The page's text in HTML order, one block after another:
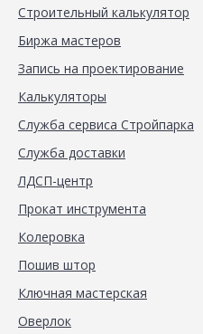
Строительный калькулятор
Биржа мастеров
Запись на проектирование
Калькуляторы
Служба сервиса Стройпарка
Служба доставки
ЛДСП-центр
Прокат инструмента
Колеровка
Пошив штор
Ключная мастерская
Оверлок